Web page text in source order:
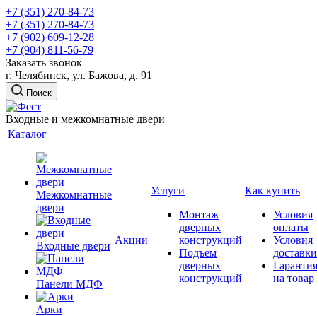
+7 (351) 270-84-73
+7 (351) 270-84-73
+7 (902) 609-12-28
+7 (904) 811-56-79
Заказать звонок
г. Челябинск, ул. Бажова, д. 91
Поиск
Входные и межкомнатные двери
Каталог
Межкомнатные
двери
Входные двери
Панели МДФ
Арки
Акции
Услуги
Монтаж
дверных
конструкций
Подъем
дверных
конструкций
Как купить
Условия
оплаты
Условия
доставки
Гарантия
на товар